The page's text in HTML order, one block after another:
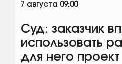
7 августа 09:00
Суд: заказчик
использовать
для него проект